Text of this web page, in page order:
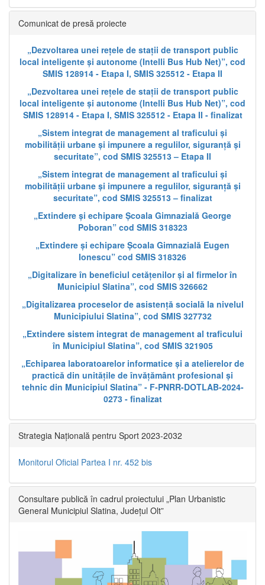
Comunicat de presă proiecte
„Dezvoltarea unei rețele de stații de transport public
local inteligente și autonome (Intelli Bus Hub Net)”, cod
SMIS 128914 - Etapa I, SMIS 325512 - Etapa II
„Dezvoltarea unei rețele de stații de transport public
local inteligente și autonome (Intelli Bus Hub Net)”, cod
SMIS 128914 - Etapa I, SMIS 325512 - Etapa II - finalizat
„Sistem integrat de management al traficului și
mobilității urbane și impunere a regulilor, siguranță și
securitate”, cod SMIS 325513 – Etapa II
„Sistem integrat de management al traficului și
mobilității urbane și impunere a regulilor, siguranță și
securitate”, cod SMIS 325513 – finalizat
„Extindere și echipare Școala Gimnazială George
Poboran” cod SMIS 318323
„Extindere și echipare Școala Gimnazială Eugen
Ionescu” cod SMIS 318326
„Digitalizare în beneficiul cetățenilor și al firmelor în
Municipiul Slatina”, cod SMIS 326662
„Digitalizarea proceselor de asistență socială la nivelul
Municipiului Slatina”, cod SMIS 327732
„Extindere sistem integrat de management al traficului
în Municipiul Slatina”, cod SMIS 321905
„Echiparea laboratoarelor informatice și a atelierelor de
practică din unitățile de învățământ profesional și
tehnic din Municipiul Slatina” - F-PNRR-DOTLAB-2024-
0273 - finalizat
Strategia Națională pentru Sport 2023-2032
Monitorul Oficial Partea I nr. 452 bis
Consultare publică în cadrul proiectului „Plan Urbanistic
General Municipiul Slatina, Județul Olt”